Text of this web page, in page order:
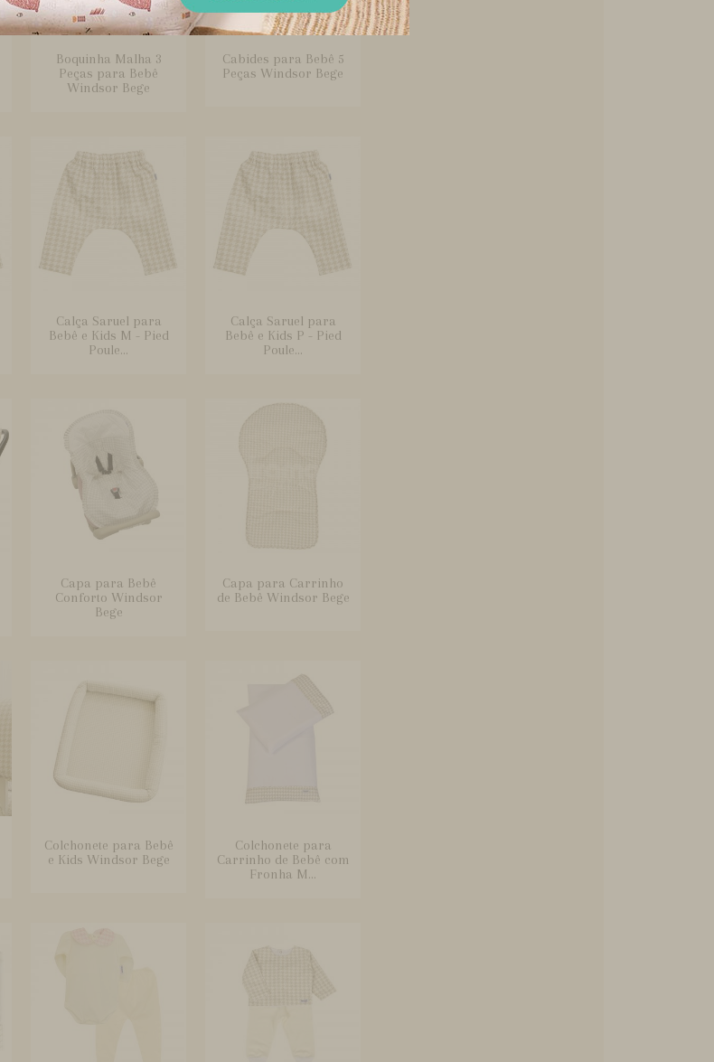
Boquinha Malha 3
Peças para Bebê
Windsor Bege
Cabides para Bebê 5
Peças Windsor Bege
Calça Saruel para
Bebê e Kids M - Pied
Poule...
Calça Saruel para
Bebê e Kids P - Pied
Poule...
Capa para Bebê
Conforto Windsor
Bege
Capa para Carrinho
de Bebê Windsor Bege
Colchonete para Bebê
e Kids Windsor Bege
Colchonete para
Carrinho de Bebê com
Fronha M...